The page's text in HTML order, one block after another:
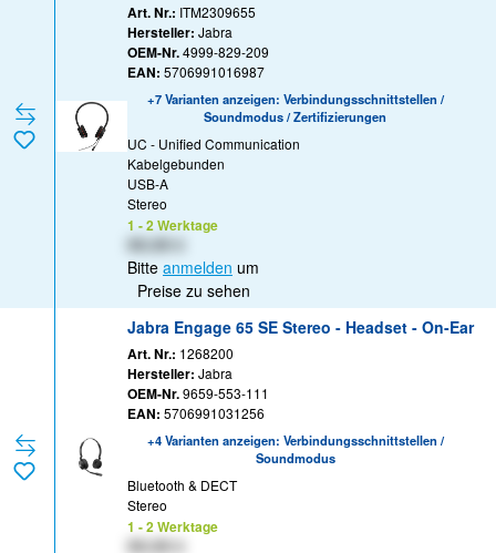
Art. Nr.: ITM2309655
Hersteller: Jabra
OEM-Nr.4999-829-209
EAN: 5706991016987
+7 Varianten anzeigen: Verbindungsschnittstellen /
Soundmodus / Zertifizierungen
UC - Unified Communication
Kabelgebunden
USB-A
Stereo
1 - 2 Werktage
Bitte anmelden um
Preise zu sehen
Jabra Engage 65 SE Stereo - Headset - On-Ear
Art. Nr.: 1268200
Hersteller: Jabra
OEM-Nr.9659-553-111
EAN: 5706991031256
+4 Varianten anzeigen: Verbindungsschnittstellen /
Soundmodus
Bluetooth & DECT
Stereo
1 - 2 Werktage
XX,XX €